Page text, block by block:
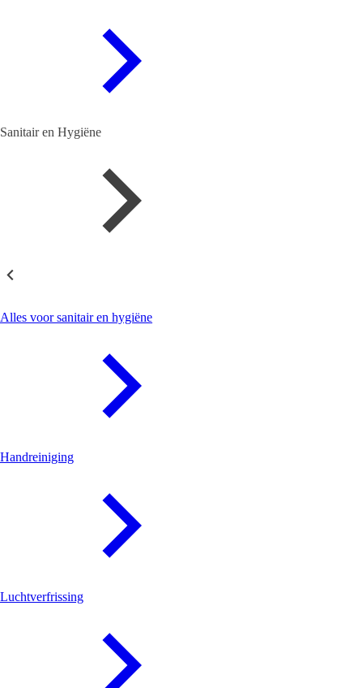
Sanitair en Hygiëne
Alles voor sanitair en hygiëne
Handreiniging
Luchtverfrissing